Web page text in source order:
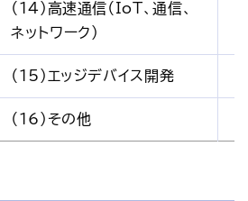
（14）高速通信（IoT、通信、
ネットワーク）
（15）エッジデバイス開発
（16）その他